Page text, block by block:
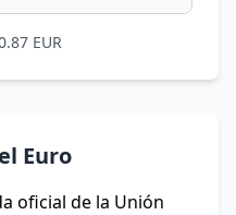
EUR
Euro
oficial de la Unión